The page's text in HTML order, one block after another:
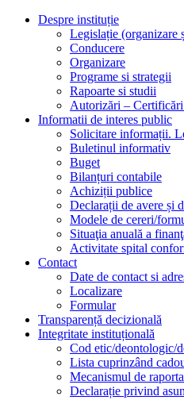
Despre instituție
Legislație (organizare
Conducere
Organizare
Programe si strategii
Rapoarte si studii
Autorizări –
Informatii de interes public
Solicitare informații.
Buletinul informativ
Buget
Bilanțuri contabile
Achiziții publice
Declarații de avere și
Modele de cereri/
Situaţia anuală a
Activitate spital
Contact
Date de contact si
Localizare
Formular
Transparență decizională
Integritate instituțională
Cod etic/deontologic/
Lista cuprinzând
Mecanismul de
Declarație privind